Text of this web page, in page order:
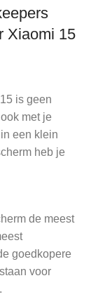
Xiaomi 15
is geen
met je
een klein
heb je
de meest
goedkopere
voor